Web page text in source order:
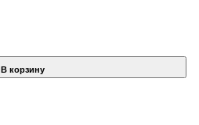
В корзину